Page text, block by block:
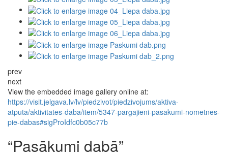
prev
next
View the embedded image gallery online at:
https://visit.jelgava.lv/lv/piedzivot/piedzivojums/aktiva-
atputa/aktivitates-daba/item/5347-pargajieni-pasakumi-nometnes-
pie-dabas#sigProIdfc0b05c77b
“Pasākumi dabā”